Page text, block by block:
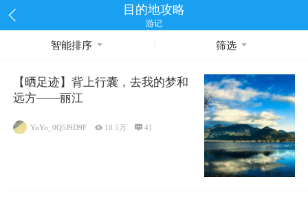
目的地攻略
游记
智能排序 筛选
【晒足迹】背上行囊，去我的梦和
远方——丽江
YoYo_0Q5J9D9F  10.5万 41